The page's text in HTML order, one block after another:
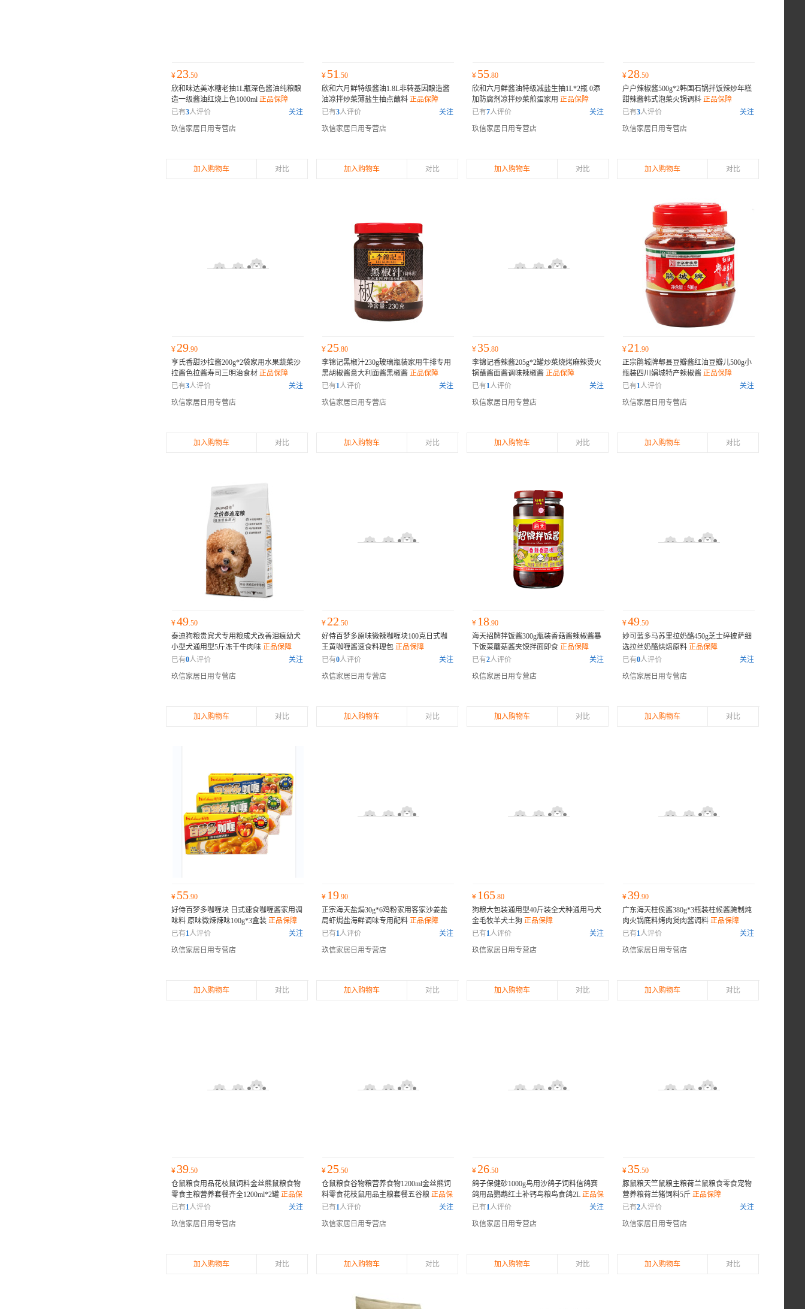
¥ 23.50
欣和味达美冰糖老抽1L瓶深色酱油纯粮酿
造一级酱油红烧上色1000ml 正品保障
已有3人评价
关注
玖信家居日用专营店
加入购物车 对比
¥ 51 .50
欣和六月鲜特级酱油1.8L非转基因酿造酱
油凉拌炒菜薄盐生抽点蘸料 正品保障
已有3人评价
关注
玖信家居日用专营店
加入购物车 对比
¥ 55.80
欣和六月鲜酱油特级减盐生抽1L*2瓶 0添
加防腐剂凉拌炒菜煎蛋家用 正品保障
已有7人评价
关注
玖信家居日用专营店
加入购物车 对比
¥ 28.50
户户辣椒酱500g*2韩国石锅拌饭辣炒年糕
甜辣酱韩式泡菜火锅调料 正品保障
已有3人评价
关注
玖信家居日用专营店
加入购物车 对比
¥ 29.90
亨氏香甜沙拉酱200g*2袋家用水果蔬菜沙
拉酱色拉酱寿司三明治食材 正品保障
已有3人评价
关注
玖信家居日用专营店
加入购物车 对比
¥ 25.80
李锦记黑椒汁230g玻璃瓶装家用牛排专用
黑胡椒酱意大利面酱黑椒酱 正品保障
已有1人评价
关注
玖信家居日用专营店
加入购物车 对比
¥ 35.80
李锦记香辣酱205g*2罐炒菜烧烤麻辣烫火
锅蘸酱面酱调味辣椒酱 正品保障
已有1人评价
关注
玖信家居日用专营店
加入购物车 对比
¥ 21 .90
正宗鹃城牌郫县豆瓣酱红油豆瓣儿500g小
瓶装四川娟城特产辣椒酱 正品保障
已有1人评价
关注
玖信家居日用专营店
加入购物车 对比
¥49.50
泰迪狗粮贵宾犬专用粮成犬改善泪痕幼犬
小型犬通用型5斤冻干牛肉味 正品保障
已有0人评价
关注
玖信家居日用专营店
加入购物车 对比
¥ 22.50
好侍百梦多原味微辣咖喱块100克日式咖
王黄咖喱酱速食料理包 正品保障
已有0人评价
关注
玖信家居日用专营店
加入购物车 对比
¥ 18.90
海天招牌拌饭酱300g瓶装香菇酱辣椒酱暴
下饭菜蘑菇酱夹馍拌面即食 正品保障
已有2人评价
关注
玖信家居日用专营店
加入购物车 对比
¥49.50
妙可蓝多马苏里拉奶酪450g芝士碎披萨细
选拉丝奶酪烘焙原料 正品保障
已有0人评价
关注
玖信家居日用专营店
加入购物车 对比
¥ 55.90
好侍百梦多咖喱块 日式速食咖喱酱家用调
味料 原味微辣辣味100g*3盒装 正品保障
已有1人评价
关注
玖信家居日用专营店
加入购物车 对比
¥ 19.90
正宗海天盐焗30g*6鸡粉家用客家沙姜盐
局虾焗盐海鲜调味专用配料 正品保障
已有1人评价
关注
玖信家居日用专营店
加入购物车 对比
¥ 165.80
狗粮大包装通用型40斤装全犬种通用马犬
金毛牧羊犬土狗 正品保障
已有1人评价
关注
玖信家居日用专营店
加入购物车 对比
¥ 39.90
广东海天柱侯酱380g*3瓶装柱候酱腌制炖
肉火锅底料烤肉煲肉酱调料 正品保障
已有1人评价
关注
玖信家居日用专营店
加入购物车 对比
¥ 39.50
仓鼠粮食用品花枝鼠饲料金丝熊鼠粮食物
零食主粮营养套餐齐全1200ml*2罐 正品保
障
已有1人评价
关注
玖信家居日用专营店
加入购物车 对比
¥ 25.50
仓鼠粮食谷物粮营养食物1200ml金丝熊饲
料零食花枝鼠用品主粮套餐五谷粮 正品保
障
已有1人评价
关注
玖信家居日用专营店
加入购物车 对比
¥ 26.50
鸽子保健砂1000g鸟用沙鸽子饲料信鸽赛
鸽用品鹦鹉红土补钙鸟粮鸟食鸽2L 正品保
障
已有1人评价
关注
玖信家居日用专营店
加入购物车 对比
¥ 35.50
豚鼠粮天竺鼠粮主粮荷兰鼠粮食零食宠物
营养粮荷兰猪饲料5斤 正品保障
已有2人评价
关注
玖信家居日用专营店
加入购物车 对比